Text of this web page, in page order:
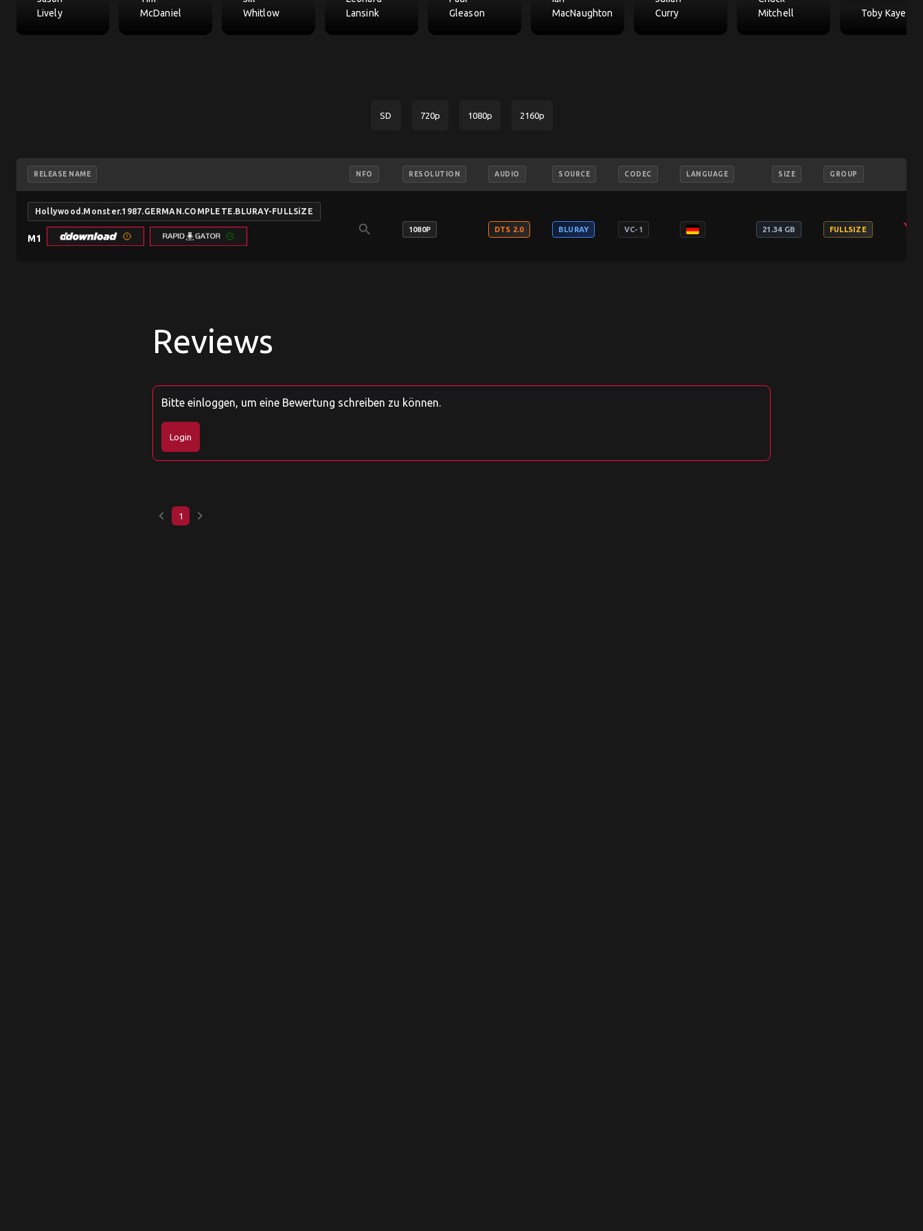
Lively
McDaniel
Whitlow
Lansink
Gleason
MacNaughton
Curry
Mitchell
Toby Kaye
SD 720p 1080p 2160p
RELEASE NAME NFO RESOLUTION AUDIO SOURCE CODEC LANGUAGE SIZE GROUP
Hollywood.Monster.1987.GERMAN.COMPLETE.BLURAY-FULLSiZE
M1
search 1080P DTS 2.0 BLURAY VC-1 21.34 GB FULLSIZE add_shopping_cart
Reviews
Bitte einloggen, um eine Bewertung schreiben zu können.
Login
keyboard_arrow_left 1 keyboard_arrow_right